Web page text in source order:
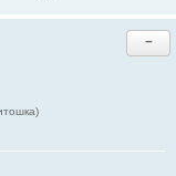
−